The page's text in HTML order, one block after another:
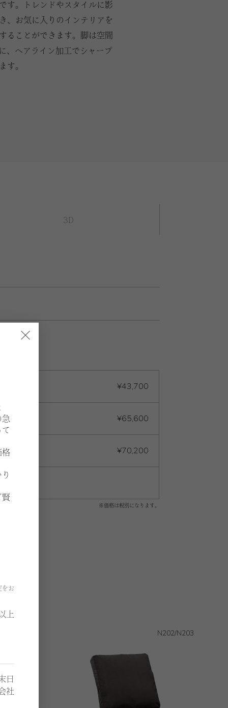
×
格
賢
をお
上
日
社
す。トレンドやスタイルに影
、お気に入りのインテリアを
ることができます。脚は空間
、ヘアライン加工でシャープ
す。
3D
¥43,700
¥65,600
¥70,200
※価格は税別になります。
N202/N203